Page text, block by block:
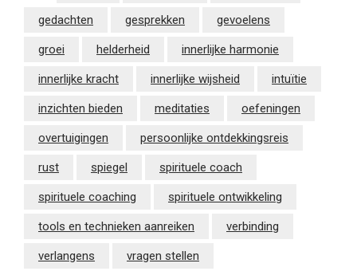
gedachten gesprekken gevoelens
groei helderheid innerlijke harmonie
innerlijke kracht innerlijke wijsheid intuïtie
inzichten bieden meditaties oefeningen
overtuigingen persoonlijke ontdekkingsreis
rust spiegel spirituele coach
spirituele coaching spirituele ontwikkeling
tools en technieken aanreiken verbinding
verlangens vragen stellen